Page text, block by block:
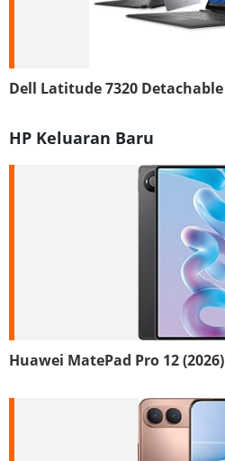
Dell Latitude 7320 Detachable
HP Keluaran Baru
Huawei MatePad Pro 12 (2026)